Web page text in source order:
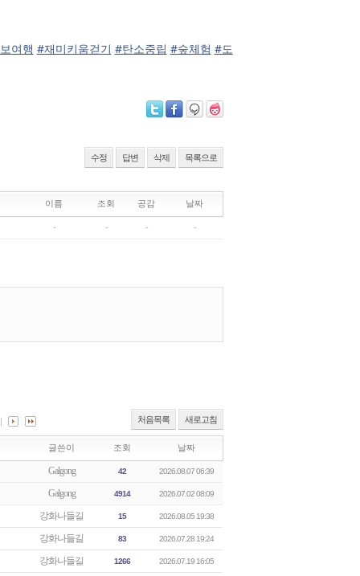
여행 #재미키움걷기 #탄소중립 #숲체험 #도
수정 답변 삭제 목록으로
처음목록 새로고침
글쓴이 조회 날짜
Galgong 42 2026.08.07 06:39
Galgong 4914 2026.07.02 08:09
강화나들길 15 2026.08.05 19:38
강화나들길 83 2026.07.28 19:24
강화나들길 1266 2026.07.19 16:05